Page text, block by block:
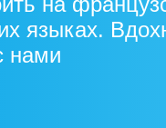
языках.
нами